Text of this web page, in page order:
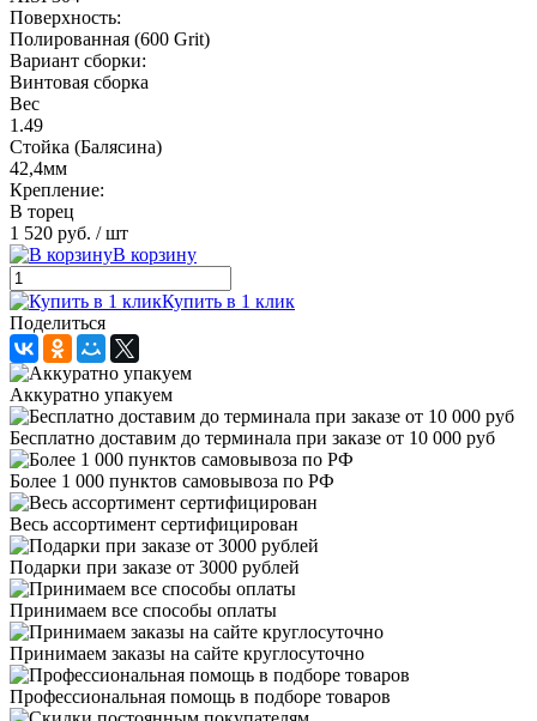
Поверхность:
Полированная (600 Grit)
Вариант сборки:
Винтовая сборка
Вес
1.49
Стойка (Балясина)
42,4мм
Крепление:
В торец
1 520 руб. / шт
В корзину
Купить в 1 клик
Поделиться
Аккуратно упакуем
Бесплатно доставим до терминала при заказе от 10 000 руб
Более 1 000 пунктов самовывоза по РФ
Весь ассортимент сертифицирован
Подарки при заказе от 3000 рублей
Принимаем все способы оплаты
Принимаем заказы на сайте круглосуточно
Профессиональная помощь в подборе товаров